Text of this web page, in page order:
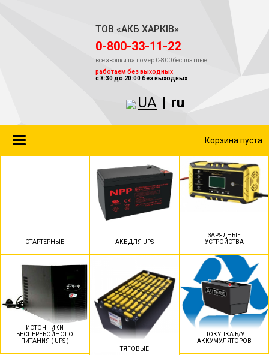
ТОВ «АКБ ХАРКІВ»
‎0-800-33-11-22
все звонки на номер 0-800 бесплатные
работаем без выходных
с 8:30 до 20:00 без выходных
UA | ru
Toggle
Корзина пуста
СТАРТЕРНЫЕ АКБ ДЛЯ UPS
ЗАРЯДНЫЕ
УСТРОЙСТВА
ИСТОЧНИКИ
БЕСПЕРЕБОЙНОГО
ПИТАНИЯ ( UPS )
ТЯГОВЫЕ
ПОКУПКА Б/У
АККУМУЛЯТОРОВ